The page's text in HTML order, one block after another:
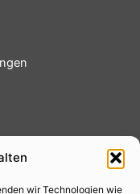
wir Technologien wie